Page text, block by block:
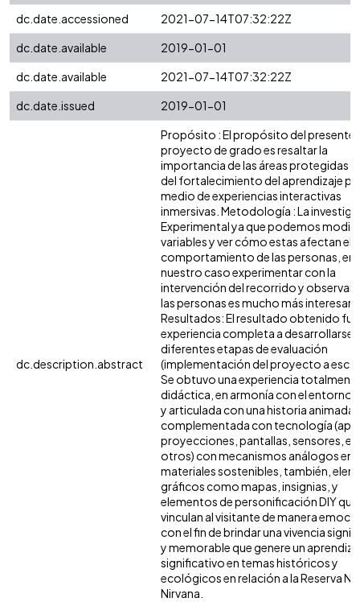
dc.date.accessioned
2021-07-14T07:32:22Z
dc.date.available
2019-01-01
dc.date.available
2021-07-14T07:32:22Z
dc.date.issued
2019-01-01
dc.description.abstract
Propósito : El propósito del presente
proyecto de grado es resaltar la
importancia de las áreas protegidas a
del fortalecimiento del aprendizaje
medio de experiencias interactivas
inmersivas. Metodología : La
Experimental ya que podemos
variables y ver cómo estas afectan el
comportamiento de las personas, en
nuestro caso experimentar con la
intervención del recorrido y observar
las personas es mucho más
Resultados: El resultado obtenido fue
experiencia completa a desarrollarse
diferentes etapas de evaluación
(implementación del proyecto a
Se obtuvo una experiencia
didáctica, en armonía con el entorno
y articulada con una historia animada,
complementada con tecnología
proyecciones, pantallas, sensores,
otros) con mecanismos análogos en
materiales sostenibles, también,
gráficos como mapas, insignias, y
elementos de personificación DIY que
vinculan al visitante de manera
con el fin de brindar una vivencia
y memorable que genere un
significativo en temas históricos y
ecológicos en relación a la Reserva
Nirvana.